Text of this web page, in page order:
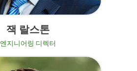
잭 랄스톤
엔지니어링 디렉터